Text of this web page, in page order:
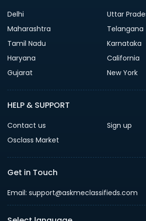
Delhi
Uttar
Maharashtra
Telangana
Tamil Nadu
Karnataka
Haryana
California
Gujarat
New York
HELP & SUPPORT
Contact us
Sign up
Osclass Market
Get in Touch
Email: support@askmeclassifieds.com